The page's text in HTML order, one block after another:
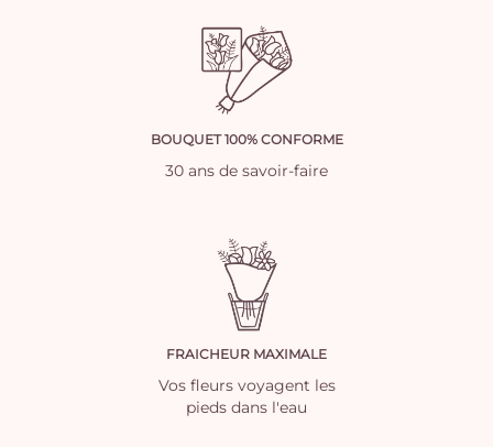
BOUQUET 100% CONFORME
30 ans de savoir-faire
FRAICHEUR MAXIMALE
Vos fleurs voyagent les
pieds dans l'eau